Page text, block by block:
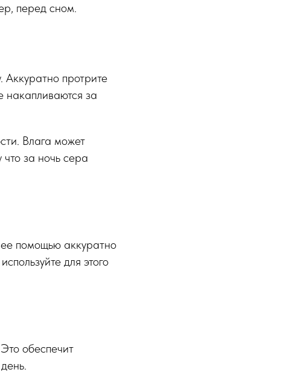
перед сном.
Аккуратно протрите
накапливаются за
Влага может
за ночь сера
помощью аккуратно
для этого
обеспечит